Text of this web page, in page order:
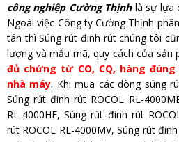
công nghiệp Cường Thịnhlà sự lựa
Ngoài việc Công ty Cường Thịnh
tán thì Súng rút đinh rút chúng tôi
lượng và mẫu mã, quy cách của sản
đủ chứng từ CO, CQ, hàng
nhà máy. Khi mua các dòng súng
Súng rút đinh rút ROCOL RL-
RL-4000HE,Súng rút đinh rút
rút ROCOL RL-4000MV,Súng rút đinh